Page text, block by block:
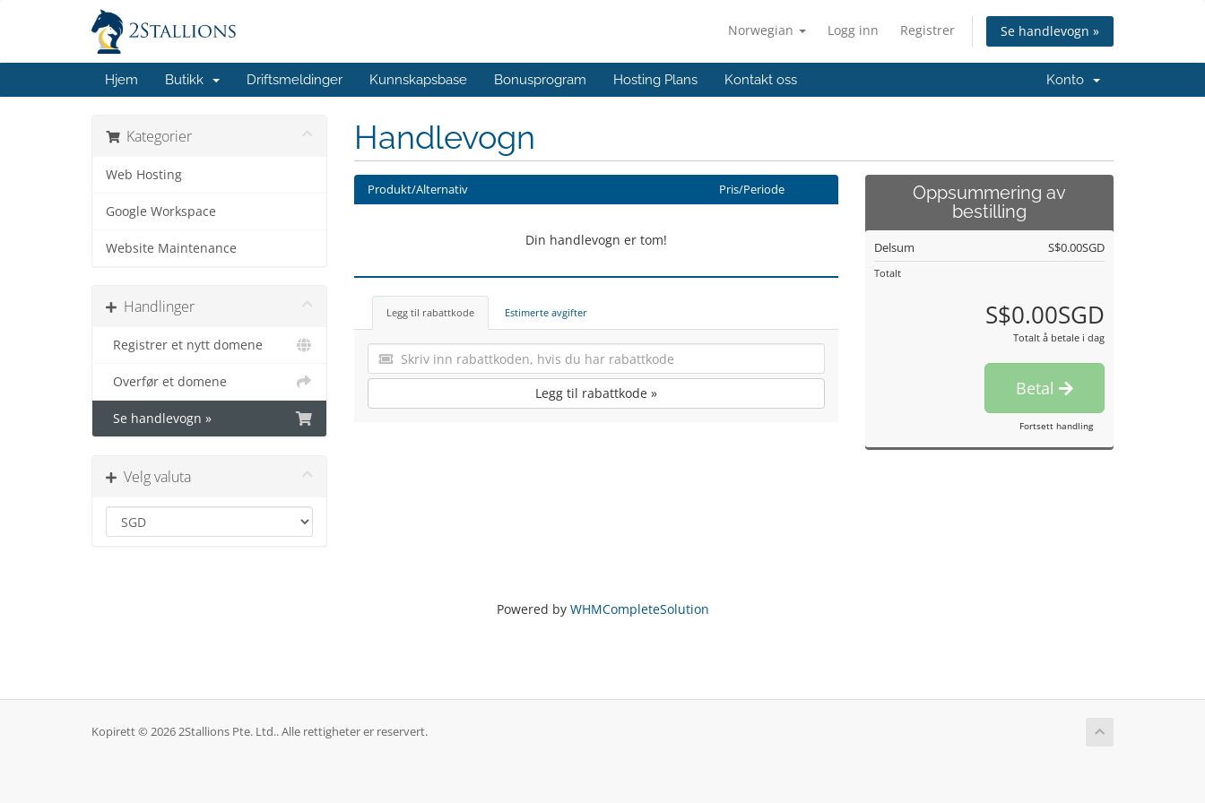
Norwegian Logg inn Registrer Se handlevogn »
Hjem Butikk Driftsmeldinger Kunnskapsbase Bonusprogram Hosting Plans Kontakt oss Konto
Kategorier
Web Hosting
Google Workspace
Website Maintenance
Handlinger
Registrer et nytt domene
Overfør et domene
Se handlevogn »
Velg valuta
Handlevogn
Produkt/Alternativ Pris/Periode
Din handlevogn er tom!
Legg til rabattkode Estimerte avgifter
Legg til rabattkode »
Oppsummering av
bestilling
Delsum S$0.00SGD
Totalt
S$0.00SGD
Totalt å betale i dag
Betal
Fortsett handling
Powered by WHMCompleteSolution
Kopirett © 2026 2Stallions Pte. Ltd.. Alle rettigheter er reservert.